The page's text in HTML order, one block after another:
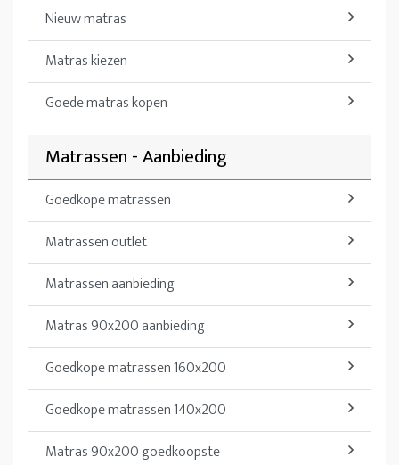
Nieuw matras
Matras kiezen
Goede matras kopen
Matrassen - Aanbieding
Goedkope matrassen
Matrassen outlet
Matrassen aanbieding
Matras 90x200 aanbieding
Goedkope matrassen 160x200
Goedkope matrassen 140x200
Matras 90x200 goedkoopste